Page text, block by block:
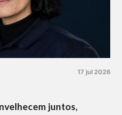
17 jul 2026
juntos,